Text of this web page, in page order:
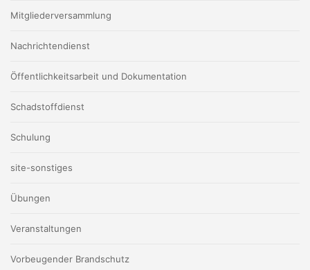
Mitgliederversammlung
Nachrichtendienst
Öffentlichkeitsarbeit und Dokumentation
Schadstoffdienst
Schulung
site-sonstiges
Übungen
Veranstaltungen
Vorbeugender Brandschutz